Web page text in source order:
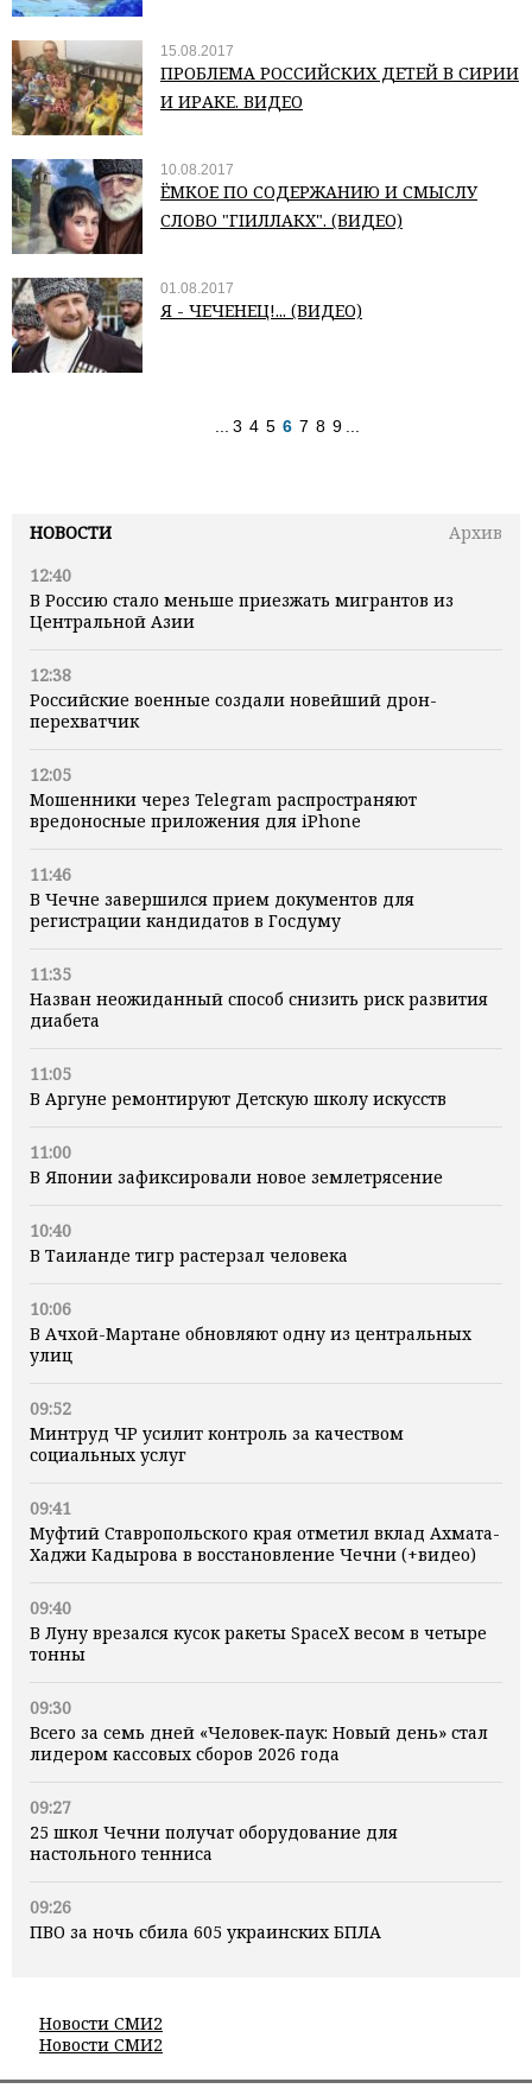
НОВОСТИ
Архив
12:40
В Россию стало меньше приезжать мигрантов из
Центральной Азии
12:38
Российские военные создали новейший дрон-
перехватчик
12:05
Мошенники через Telegram распространяют
вредоносные приложения для iPhone
11:46
В Чечне завершился прием документов для
регистрации кандидатов в Госдуму
11:35
Назван неожиданный способ снизить риск развития
диабета
11:05
В Аргуне ремонтируют Детскую школу искусств
11:00
В Японии зафиксировали новое землетрясение
10:40
В Таиланде тигр растерзал человека
10:06
В Ачхой-Мартане обновляют одну из центральных
улиц
09:52
Минтруд ЧР усилит контроль за качеством
социальных услуг
09:41
Муфтий Ставропольского края отметил вклад Ахмата-
Хаджи Кадырова в восстановление Чечни (+видео)
09:40
В Луну врезался кусок ракеты SpaceX весом в четыре
тонны
09:30
Всего за семь дней «Человек‑паук: Новый день» стал
лидером кассовых сборов 2026 года
09:27
25 школ Чечни получат оборудование для
настольного тенниса
09:26
ПВО за ночь сбила 605 украинских БПЛА
Новости СМИ2
Новости СМИ2
15.08.2017
ПРОБЛЕМА РОССИЙСКИХ ДЕТЕЙ В СИРИИ
И ИРАКЕ. ВИДЕО
10.08.2017
ЁМКОЕ ПО СОДЕРЖАНИЮ И СМЫСЛУ
СЛОВО "ГIИЛЛАКХ". (ВИДЕО)
01.08.2017
Я - ЧЕЧЕНЕЦ!... (ВИДЕО)
... 3 4 5 6 7 8 9 ...